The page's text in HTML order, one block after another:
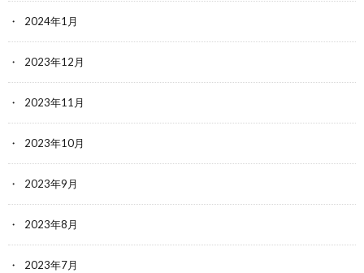
2024年1月
2023年12月
2023年11月
2023年10月
2023年9月
2023年8月
2023年7月